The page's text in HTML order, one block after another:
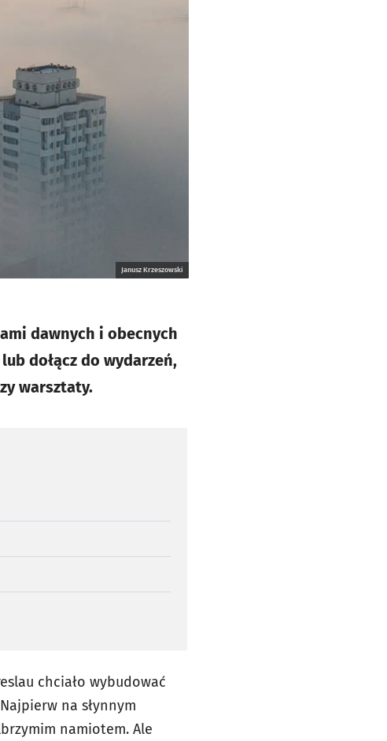
Janusz Krzeszowski
dawnych i obecnych
dołącz do wydarzeń,
warsztaty.
chciało wybudować
na słynnym
namiotem. Ale